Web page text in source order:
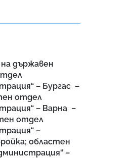
на държавен
– Бургас –
отдел
– Варна –
отдел
–
областен
–